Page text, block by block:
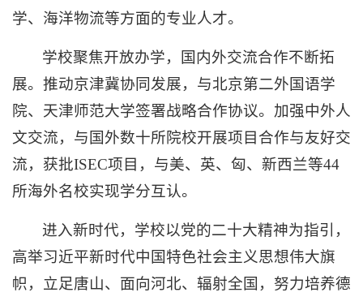
学、海洋物流等方面的专业人才。
学校聚焦开放办学，国内外交流合作不断拓
展。推动京津冀协同发展，与北京第二外国语学
院、天津师范大学签署战略合作协议。加强中外人
文交流，与国外数十所院校开展项目合作与友好交
流，获批ISEC项目，与美、英、匈、新西兰等44
所海外名校实现学分互认。
进入新时代，学校以党的二十大精神为指引，
高举习近平新时代中国特色社会主义思想伟大旗
帜，立足唐山、面向河北、辐射全国，努力培养德